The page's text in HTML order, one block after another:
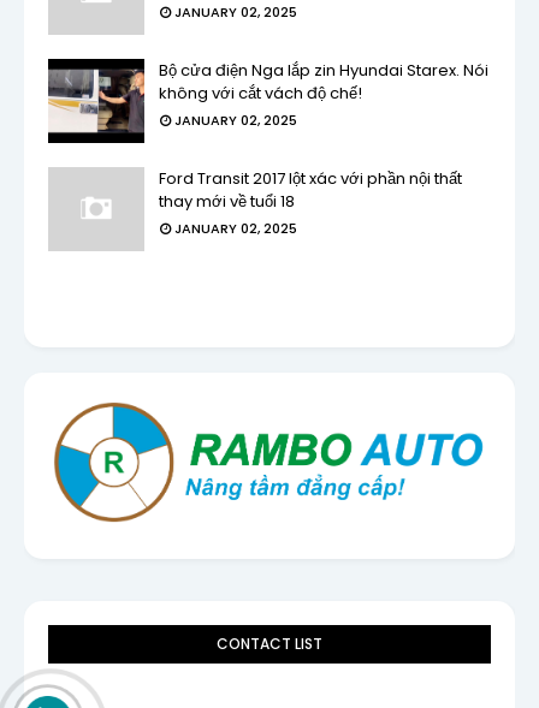
JANUARY 02, 2025
Bộ cửa điện Nga lắp zin Hyundai Starex. Nói
không với cắt vách độ chế!
JANUARY 02, 2025
Ford Transit 2017 lột xác với phần nội thất
thay mới về tuổi 18
JANUARY 02, 2025
CONTACT LIST